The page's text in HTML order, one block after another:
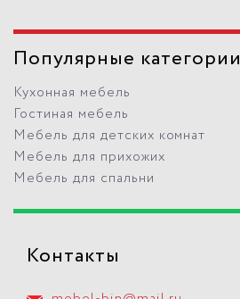
Популярные категории
Кухонная мебель
Гостиная мебель
Мебель для детских комнат
Мебель для прихожих
Мебель для спальни
Контакты